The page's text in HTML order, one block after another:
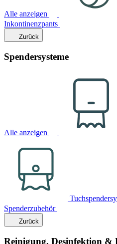
Alle anzeigen
Inkontinenzpants
Zurück
Spendersysteme
Alle anzeigen
Spenderzubehör
Zurück
Reinigung, Desinfektion &